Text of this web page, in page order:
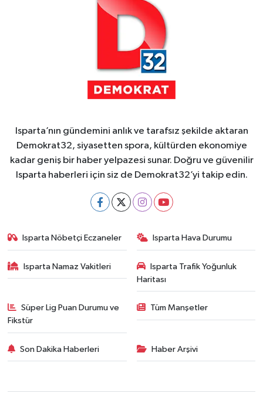
Isparta’nın gündemini anlık ve tarafsız şekilde aktaran
Demokrat32, siyasetten spora, kültürden ekonomiye
kadar geniş bir haber yelpazesi sunar. Doğru ve güvenilir
Isparta haberleri için siz de Demokrat32’yi takip edin.
Isparta Nöbetçi Eczaneler Isparta Hava Durumu
Isparta Namaz Vakitleri
Isparta Trafik Yoğunluk
Haritası
Süper Lig Puan Durumu ve
Fikstür
Tüm Manşetler
Son Dakika Haberleri Haber Arşivi